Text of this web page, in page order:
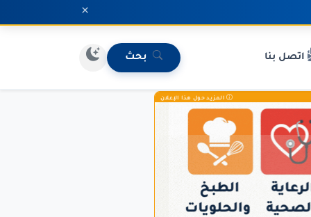
×
اتصل بنا بحث
المزيد حول هذا الإعلان